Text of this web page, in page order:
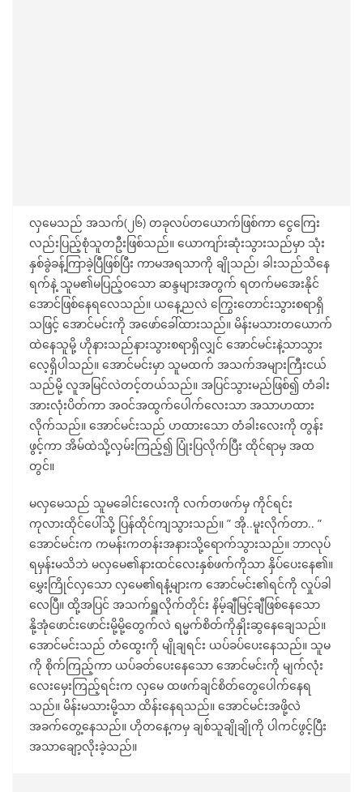
လှမေသည် အသက်(၂၆) တခုလပ်တယောက်ဖြစ်ကာ ငွေကြေး
လည်းပြည့်စုံသူတဦးဖြစ်သည်။ ယောကျာ်းဆုံးသွားသည်မှာ သုံး
နှစ်ခွဲခန့်ကြာခဲ့ပြီဖြစ်ပြီး ကာမအရသာကို ချိုသည်၊ ခါးသည်သိနေ
ရက်နဲ့ သူမ၏မပြည့်ဝသော ဆန္ဒများအတွက် ရတက်မအေးနိုင်
အောင်ဖြစ်နေရလေသည်။ ယနေ့ညလဲ ကြွေးတောင်းသွားစရာရှိ
သဖြင့် အောင်မင်းကို အဖော်ခေါ်ထားသည်။ မိန်းမသားတယောက်
ထဲနေသူမို့ ဟိုနားသည်နားသွားစရာရှိလျှင် အောင်မင်းနဲ့သာသွား
လေ့ရှိပါသည်။ အောင်မင်းမှာ သူမထက် အသက်အများကြီးငယ်
သည်မို့ လူအမြင်လဲတင့်တယ်သည်။ အပြင်သွားမည်ဖြစ်၍ တံခါး
အားလုံးပိတ်ကာ အဝင်အထွက်ပေါက်လေးသာ အသာဟထား
လိုက်သည်။ အောင်မင်းသည် ဟထားသော တံခါးလေးကို တွန်း
ဖွင့်ကာ အိမ်ထဲသို့လှမ်းကြည့်၍ ပြုံးပြလိုက်ပြီး ထိုင်ရာမှ အထ
တွင်။
မလှမေသည် သူမခေါင်းလေးကို လက်တဖက်မှ ကိုင်ရင်း
ကုလားထိုင်ပေါ်သို့ ပြန်ထိုင်ကျသွားသည်။ ” အို..မူးလိုက်တာ.. ”
အောင်မင်းက ကမန်းကတန်းအနားသို့ရောက်သွားသည်။ ဘာလုပ်
ရမှန်းမသိဘဲ မလှမေ၏နားထင်လေးနှစ်ဖက်ကိုသာ နှိပ်ပေးနေ၏။
မွှေးကြိုင်လှသော လှမေ၏ရနံ့များက အောင်မင်း၏ရင်ကို လှုပ်ခါ
လေပြီ။ ထို့အပြင် အသက်ရှူလိုက်တိုင်း နိမ့်ချီမြင့်ချီဖြစ်နေသော
နို့အုံဖောင်းဖောင်းမို့မို့တွေက်လဲ ရမ္မက်စိတ်ကိုနှိုးဆွနေချေသည်။
အောင်မင်းသည် တံထွေးကို မျိုချရင်း ယပ်ခပ်ပေးနေသည်။ သူမ
ကို စိုက်ကြည့်ကာ ယပ်ခတ်ပေးနေသော အောင်မင်းကို မျက်လုံး
လေးမှေးကြည့်ရင်းက လှမေ ထဖက်ချင်စိတ်တွေပေါက်နေရ
သည်။ မိန်းမသားမို့သာ ထိန်းနေရသည်။ အောင်မင်းအဖို့လဲ
အခက်တွေ့နေသည်။ ဟိုတနေ့ကမှ ချစ်သူချိုချိုကို ပါကင်ဖွင့်ပြီး
အသာချော့လိုးခဲ့သည်။